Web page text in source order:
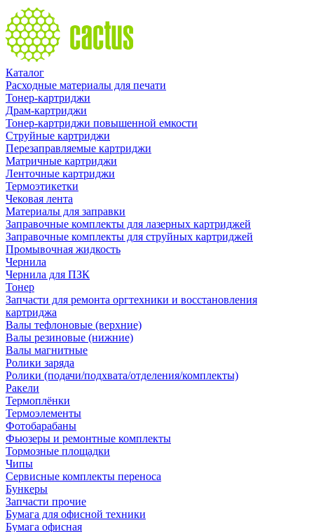
Каталог
Расходные материалы для печати
Тонер-картриджи
Драм-картриджи
Тонер-картриджи повышенной емкости
Струйные картриджи
Перезаправляемые картриджи
Матричные картриджи
Ленточные картриджи
Термоэтикетки
Чековая лента
Материалы для заправки
Заправочные комплекты для лазерных картриджей
Заправочные комплекты для струйных картриджей
Промывочная жидкость
Чернила
Чернила для ПЗК
Тонер
Запчасти для ремонта оргтехники и восстановления
картриджа
Валы тефлоновые (верхние)
Валы резиновые (нижние)
Валы магнитные
Ролики заряда
Ролики (подачи/подхвата/отделения/комплекты)
Ракели
Термоплёнки
Термоэлементы
Фотобарабаны
Фьюзеры и ремонтные комплекты
Тормозные площадки
Чипы
Сервисные комплекты переноса
Бункеры
Запчасти прочие
Бумага для офисной техники
Бумага офисная